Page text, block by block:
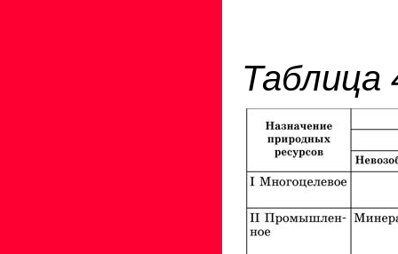
Таблица